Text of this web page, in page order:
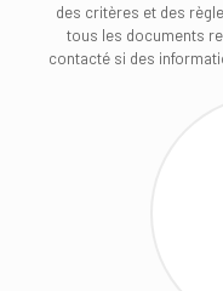
des critères et des
tous les documents
contacté si des